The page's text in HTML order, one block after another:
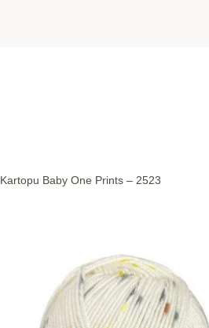
Kartopu Baby One Prints – 2523